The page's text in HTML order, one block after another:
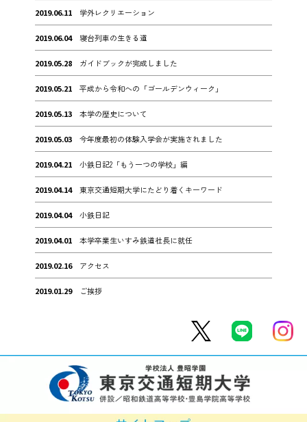
2019.06.11 学外レクリエーション
2019.06.04 寝台列車の生きる道
2019.05.28 ガイドブックが完成しました
2019.05.21 平成から令和への「ゴールデンウィーク」
2019.05.13 本学の歴史について
2019.05.03 今年度最初の体験入学会が実施されました
2019.04.21 小鉄日記2「もう一つの学校」編
2019.04.14 東京交通短期大学にたどり着くキーワード
2019.04.04 小鉄日記
2019.04.01 本学卒業生いすみ鉄道社長に就任
2019.02.16 アクセス
2019.01.29 ご挨拶